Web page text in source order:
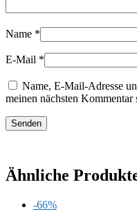
Name *
E-Mail *
Name, E-Mail-Adresse
meinen nächsten Kommentar
Ähnliche
-66%